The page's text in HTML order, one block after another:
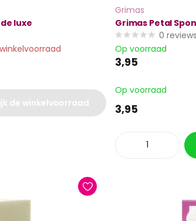
luxe
de winkelvoorraad
Grimas
Grimas Petal
0 reviews
Op voorraad
3,95
Op voorraad
3,95